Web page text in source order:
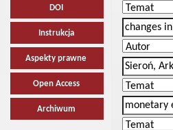
DOI
Instrukcja
Aspekty prawne
Open Access
Archiwum